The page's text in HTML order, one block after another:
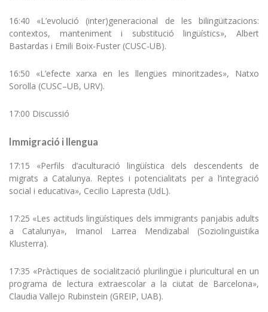
16:40 «L’evolució (inter)generacional de les bilingüitzacions:
contextos, manteniment i substitució lingüístics», Albert
Bastardas i Emili Boix-Fuster (CUSC-UB).
16:50 «L’efecte xarxa en les llengües minoritzades», Natxo
Sorolla (CUSC–UB, URV).
17:00 Discussió
Immigració i llengua
17:15 «Perfils d’aculturació lingüística dels descendents de
migrats a Catalunya. Reptes i potencialitats per a l’integració
social i educativa», Cecilio Lapresta (UdL).
17:25 «Les actituds lingüístiques dels immigrants panjabis adults
a Catalunya», Imanol Larrea Mendizabal (Soziolinguistika
Klusterra).
17:35 «Pràctiques de socialització plurilingüe i pluricultural en un
programa de lectura extraescolar a la ciutat de Barcelona»,
Claudia Vallejo Rubinstein (GREIP, UAB).